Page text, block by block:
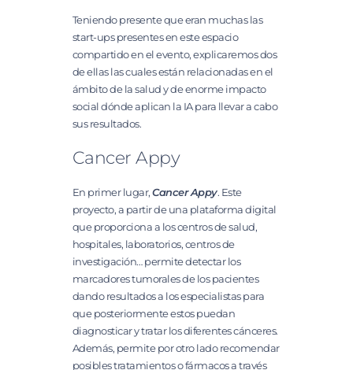
Teniendo presente que eran muchas las
start-ups presentes en este espacio
compartido en el evento, explicaremos dos
de ellas las cuales están relacionadas en el
ámbito de la salud y de enorme impacto
social dónde aplican la IA para llevar a cabo
sus resultados.
Cancer Appy
En primer lugar,Cancer Appy. Este
proyecto, a partir de una plataforma digital
que proporciona a los centros de salud,
hospitales, laboratorios, centros de
investigación… permite detectar los
marcadores tumorales de los pacientes
dando resultados a los especialistas para
que posteriormente estos puedan
diagnosticar y tratar los diferentes cánceres.
Además, permite por otro lado recomendar
posibles tratamientos o fármacos a través